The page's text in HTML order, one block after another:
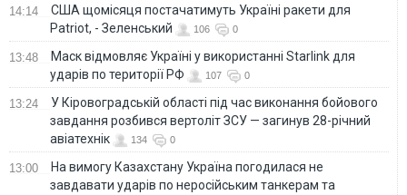
14:14
США щомісяця постачатимуть Україні ракети для
Patriot, - Зеленський
106 0
13:48
Маск відмовляє Україні у використанні Starlink для
ударів по території РФ
107 0
13:24
У Кіровоградській області під час виконання бойового
завдання розбився вертоліт ЗСУ — загинув 28-річний
авіатехнік
134 0
13:00
На вимогу Казахстану Україна погодилася не
завдавати ударів по неросійським танкерам та